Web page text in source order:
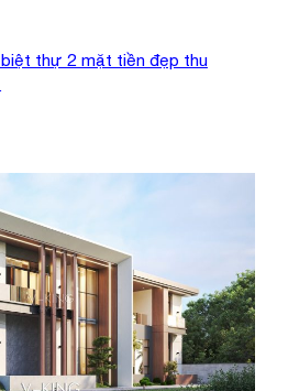
thự 2 mặt tiền đẹp thu